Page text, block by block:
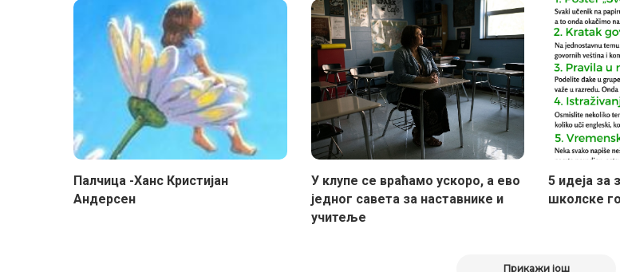
Палчица -Ханс Кристијан
Андерсен
У клупе се враћамо ускоро, а ево
једног савета за наставнике и
учитеље
5 идеја за
школске
Прикажи још